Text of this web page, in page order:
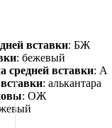
вставки: БЖ
: бежевый
средней вставки: А
: алькантара
: ОЖ